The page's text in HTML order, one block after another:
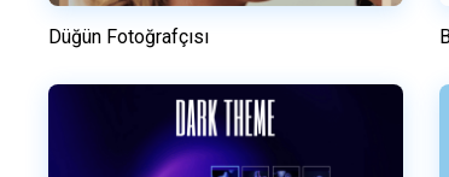
Bu şablonu kullanın
Düğün Fotoğrafçısı